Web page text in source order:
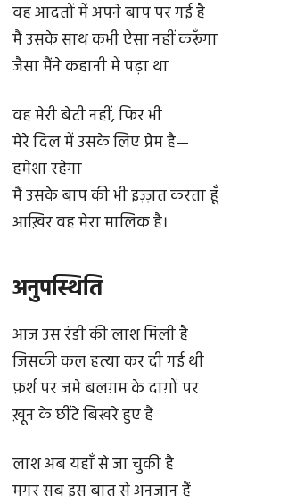
वह आदतों में अपने बाप पर गई है
मैं उसके साथ कभी ऐसा नहीं करूँगा
जैसा मैंने कहानी में पढ़ा था
वह मेरी बेटी नहीं, फिर भी
मेरे दिल में उसके लिए प्रेम है—
हमेशा रहेगा
मैं उसके बाप की भी इज़्ज़त करता हूँ
आख़िर वह मेरा मालिक है।
अनुपस्थिति
आज उस रंडी की लाश मिली है
जिसकी कल हत्या कर दी गई थी
फ़र्श पर जमे बलग़म के दाग़ों पर
ख़ून के छींटे बिखरे हुए हैं
लाश अब यहाँ से जा चुकी है
मगर सब इस बात से अनजान हैं